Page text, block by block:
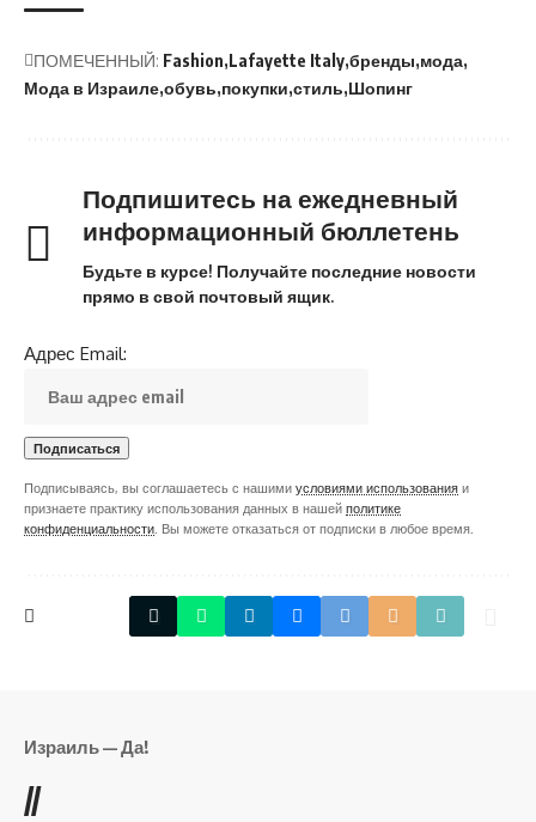
ПОМЕЧЕННЫЙ: Fashion Lafayette Italy бренды мода
Мода в Израиле обувь покупки стиль Шопинг
Подпишитесь на ежедневный
информационный бюллетень
Будьте в курсе! Получайте последние новости
прямо в свой почтовый ящик.
Адрес Email:
Подписываясь, вы соглашаетесь с нашими условиями использования и
признаете практику использования данных в нашей политике
конфиденциальности . Вы можете отказаться от подписки в любое время.
Израиль — Да!
//